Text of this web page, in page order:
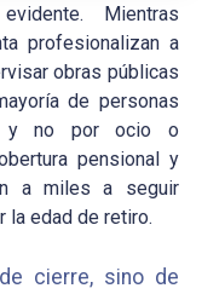
Mientras
profesionalizan a
obras públicas
de personas
y no por ocio o
pensional y
a miles a seguir
la edad de retiro.
cierre, sino de